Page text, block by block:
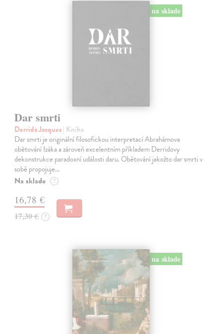
na sklade
Dar smrti
Derrida Jacques| Kniha
Dar smrti je originální filosofickou interpretací Abrahámova
obětování Izáka a zároveň excelentním příkladem Derridovy
dekonstrukce paradoxní události daru. Obětování jakožto dar smrti v
sobě propojuje…
Na sklade ?
16,78 €
17,30 € ?
na sklade